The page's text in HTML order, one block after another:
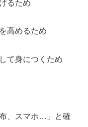
るため
高めるため
て身につくため
、スマホ…」と確